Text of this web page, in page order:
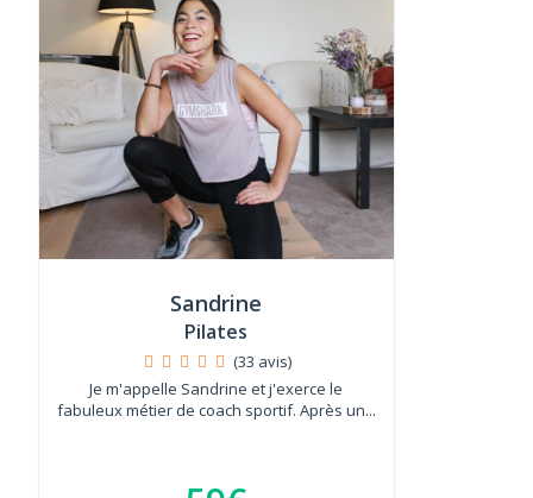
Sandrine
Pilates
(33 avis)
Je m'appelle Sandrine et j'exerce le
fabuleux métier de coach sportif. Après un...